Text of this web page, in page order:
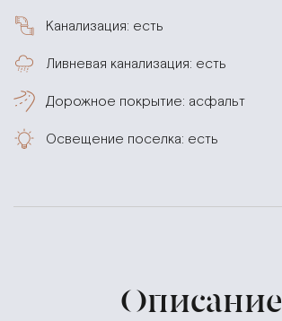
Канализация: есть
Ливневая канализация: есть
Дорожное покрытие: асфальт
Освещение поселка: есть
Описание